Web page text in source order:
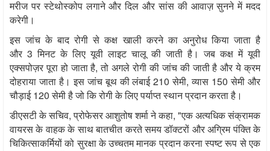
मरीज पर स्टेथोस्कोप लगाने और दिल और सांस की आवाज़ सुनने में मदद
करेगी।
इस जांच के बाद रोगी से कक्ष खाली करने का अनुरोध किया जाता है
और 3 मिनट के लिए यूवी लाइट चालू की जाती है। जब कक्ष में यूवी
एक्सपोज़र पूरा हो जाता है,तो अगले रोगी की जांच की जाती है और ये क्रम
दोहराया जाता है। इस जांच बूथ की लंबाई210 सेमी,व्यास 150 सेमी और
चौड़ाई 120 सेमी है जो कि रोगी के लिए पर्याप्त स्थान प्रदान करता है।
डीएसटी के सचिव,प्रोफेसर आशुतोष शर्मा ने कहा, "एक अत्यधिक संक्रामक
वायरस के वाहक के साथ बातचीत करते समय डॉक्टरों और अग्रिम पंक्ति के
चिकित्साकर्मियों को सुरक्षा के उच्चतम मानक प्रदान करना स्पष्ट रूप से एक